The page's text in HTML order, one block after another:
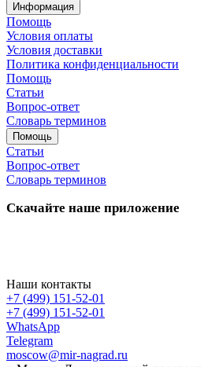
Информация
Помощь
Условия оплаты
Условия доставки
Политика конфиденциальности
Помощь
Статьи
Вопрос-ответ
Словарь терминов
Помощь
Статьи
Вопрос-ответ
Словарь терминов
Скачайте наше приложение
Наши контакты
+7 (499) 151-52-01
+7 (499) 151-52-01
WhatsApp
Telegram
moscow@mir-nagrad.ru